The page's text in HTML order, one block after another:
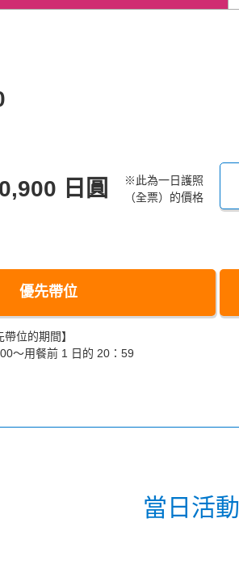
日圓
※此為一日護照
（全票）的價格
優先帶位
位的期間】
～用餐前 1 日的 20：59
當日活